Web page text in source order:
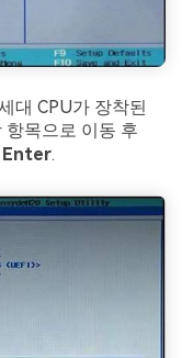
대 CPU가 장착된
항목으로 이동 후
Enter.